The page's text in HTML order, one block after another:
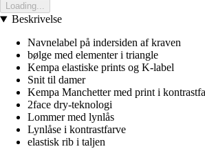
Loading...
Beskrivelse
Navnelabel på indersiden af kraven
bølge med elementer i triangle
Kempa elastiske prints og K-label
Snit til damer
Kempa Manchetter med print i
2face dry-teknologi
Lommer med lynlås
Lynlåse i kontrastfarve
elastisk rib i taljen